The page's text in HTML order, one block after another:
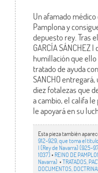
Un afamado
Pamplona y
depuesto rey. Tras
GARCÍA SÁNCHEZ
humillación que
tratado de ayuda
SANCHO
diez fotalezas que
a cambio, el califa
le apoyará en su
Esta pieza también aparece
912-929, que toma el
I (Rey de Navarra) (925-
1037)• REINO DE
Navarra) •TRATADOS,
DOCUMENTOS,